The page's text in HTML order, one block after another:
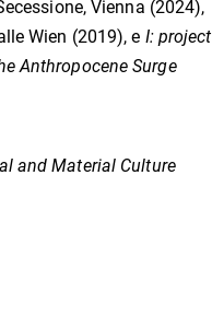
Vienna (2024),
Wien (2019), e I: project
Anthropocene Surge
and Material Culture